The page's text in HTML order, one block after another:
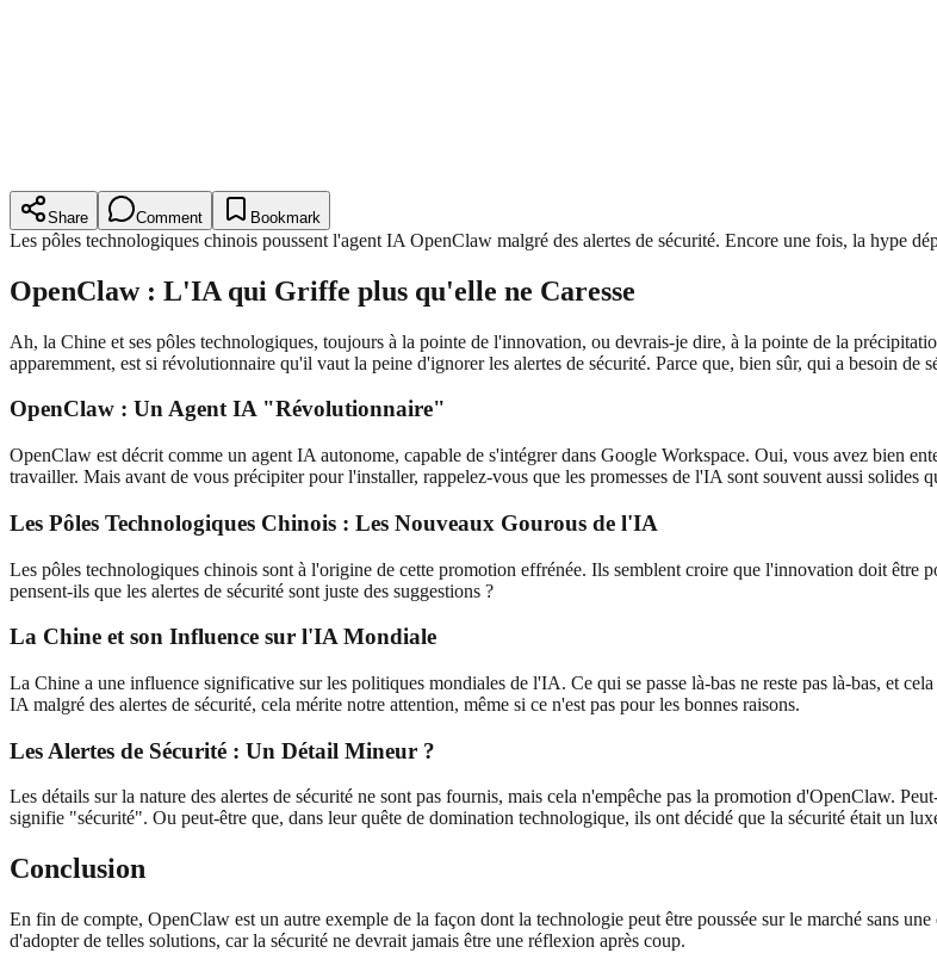
Share Comment Bookmark
Les pôles technologiques chinois poussent l'agent IA OpenClaw malgré des alertes de sécurité. Encore une fois, la hype
OpenClaw : L'IA qui Griffe plus qu'elle ne Caresse
Ah, la Chine et ses pôles technologiques, toujours à la pointe de l'innovation, ou devrais-je dire, à la pointe de la
apparemment, est si révolutionnaire qu'il vaut la peine d'ignorer les alertes de sécurité. Parce que, bien sûr, qui a besoin de
OpenClaw : Un Agent IA "Révolutionnaire"
OpenClaw est décrit comme un agent IA autonome, capable de s'intégrer dans Google Workspace. Oui, vous avez bien
travailler. Mais avant de vous précipiter pour l'installer, rappelez-vous que les promesses de l'IA sont souvent aussi solides
Les Pôles Technologiques Chinois : Les Nouveaux Gourous de l'IA
Les pôles technologiques chinois sont à l'origine de cette promotion effrénée. Ils semblent croire que l'innovation doit être
pensent-ils que les alertes de sécurité sont juste des suggestions ?
La Chine et son Influence sur l'IA Mondiale
La Chine a une influence significative sur les politiques mondiales de l'IA. Ce qui se passe là-bas ne reste pas là-bas, et
IA malgré des alertes de sécurité, cela mérite notre attention, même si ce n'est pas pour les bonnes raisons.
Les Alertes de Sécurité : Un Détail Mineur ?
Les détails sur la nature des alertes de sécurité ne sont pas fournis, mais cela n'empêche pas la promotion d'OpenClaw.
signifie "sécurité". Ou peut-être que, dans leur quête de domination technologique, ils ont décidé que la sécurité était un
Conclusion
En fin de compte, OpenClaw est un autre exemple de la façon dont la technologie peut être poussée sur le marché sans
d'adopter de telles solutions, car la sécurité ne devrait jamais être une réflexion après coup.